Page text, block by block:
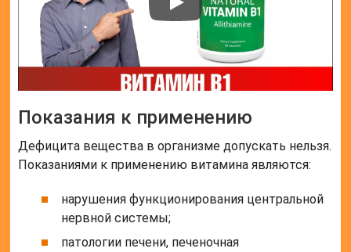
Показания к применению
Дефицита вещества в организме допускать нельзя.
Показаниями к применению витамина являются:
нарушения функционирования центральной
нервной системы;
патологии печени, печеночная